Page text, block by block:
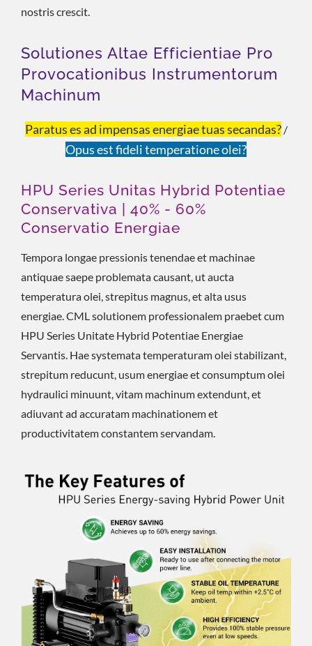
nostris crescit.
Solutiones Altae Efficientiae Pro
Provocationibus Instrumentorum
Machinum
Paratus es ad impensas energiae tuas secandas?/
Opus est fideli temperatione olei?
HPU Series Unitas Hybrid Potentiae
Conservativa | 40% - 60%
Conservatio Energiae
Tempora longae pressionis tenendae et machinae
antiquae saepe problemata causant, ut aucta
temperatura olei, strepitus magnus, et alta usus
energiae. CML solutionem professionalem praebet cum
HPU Series Unitate Hybrid Potentiae Energiae
Servantis. Hae systemata temperaturam olei stabilizant,
strepitum reducunt, usum energiae et consumptum olei
hydraulici minuunt, vitam machinum extendunt, et
adiuvant ad accuratam machinationem et
productivitatem constantem servandam.